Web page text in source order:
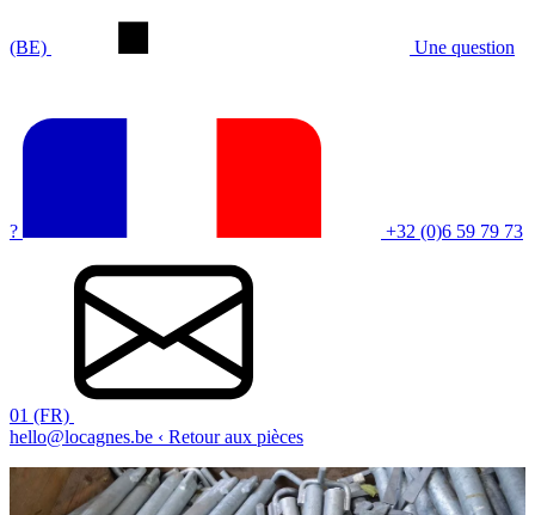
(BE) Une question
? +32 (0)6 59 79 73
01 (FR)
hello@locagnes.be ‹ Retour aux pièces